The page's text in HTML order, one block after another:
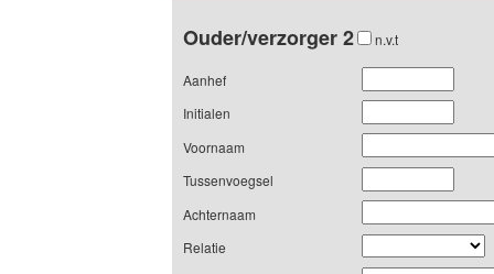
Ouder/verzorger 2 n.v.t
Aanhef
Initialen
Voornaam
Tussenvoegsel
Achternaam
Relatie